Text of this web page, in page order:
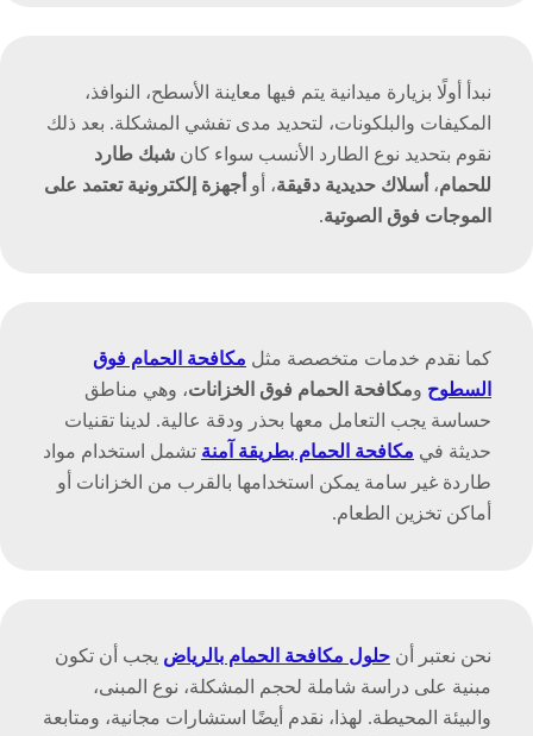
نبدأ أولًا بزيارة ميدانية يتم فيها معاينة الأسطح، النوافذ،
المكيفات والبلكونات، لتحديد مدى تفشي المشكلة. بعد ذلك
نقوم بتحديد نوع الطارد الأنسب سواء كان شبك طارد
للحمام، أسلاك حديدية دقيقة، أو أجهزة إلكترونية تعتمد على
الموجات فوق الصوتية.
كما نقدم خدمات متخصصة مثل مكافحة الحمام فوق
السطوح ومكافحة الحمام فوق الخزانات، وهي مناطق
حساسة يجب التعامل معها بحذر ودقة عالية. لدينا تقنيات
حديثة في مكافحة الحمام بطريقة آمنة تشمل استخدام مواد
طاردة غير سامة يمكن استخدامها بالقرب من الخزانات أو
أماكن تخزين الطعام.
نحن نعتبر أن حلول مكافحة الحمام بالرياض يجب أن تكون
مبنية على دراسة شاملة لحجم المشكلة، نوع المبنى،
والبيئة المحيطة. لهذا، نقدم أيضًا استشارات مجانية، ومتابعة